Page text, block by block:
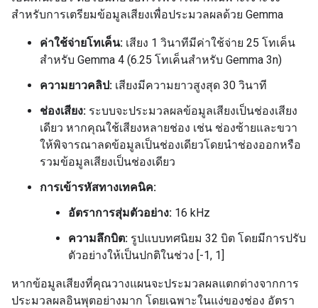
สำหรับการเตรียมข้อมูลเสียงเพื่อประมวลผลด้วย Gemma
ค่าใช้จ่ายโทเค็น: เสียง 1 วินาทีมีค่าใช้จ่าย 25 โทเค็น
สำหรับ Gemma 4 (6.25 โทเค็นสำหรับ Gemma 3n)
ความยาวคลิป: เสียงมีความยาวสูงสุด 30 วินาที
ช่องเสียง: ระบบจะประมวลผลข้อมูลเสียงเป็นช่องเสียง
เดียว หากคุณใช้เสียงหลายช่อง เช่น ช่องซ้ายและขวา
ให้พิจารณาลดข้อมูลเป็นช่องเดียวโดยนำช่องออกหรือ
รวมข้อมูลเสียงเป็นช่องเดียว
การเข้ารหัสทางเทคนิค:
อัตราการสุ่มตัวอย่าง: 16 kHz
ความลึกบิต: รูปแบบทศนิยม 32 บิต โดยมีการปรับ
ตัวอย่างให้เป็นปกติในช่วง [-1, 1]
หากข้อมูลเสียงที่คุณวางแผนจะประมวลผลแตกต่างจากการ
ประมวลผลอินพุตอย่างมาก โดยเฉพาะในแง่ของช่อง อัตรา